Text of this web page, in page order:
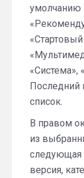
умолчанию
«Система»,
Последний
список.
В правом
из
следующая
версия,